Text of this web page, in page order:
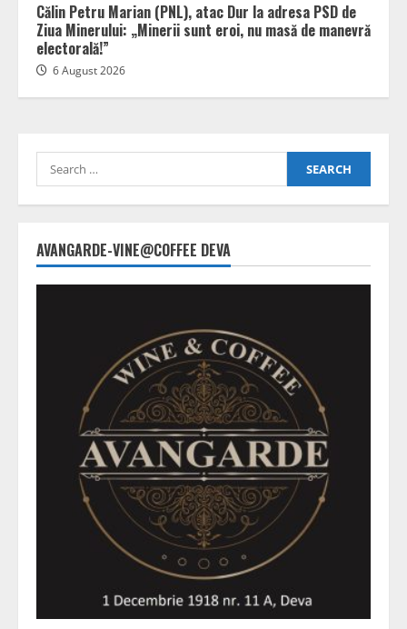
Călin Petru Marian (PNL), atac Dur la adresa PSD de
Ziua Minerului: „Minerii sunt eroi, nu masă de manevră
electorală!”
6 August 2026
Search
for:
AVANGARDE-VINE@COFFEE DEVA